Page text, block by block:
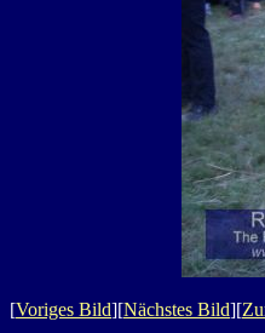
[Voriges Bild][Nächstes Bild][